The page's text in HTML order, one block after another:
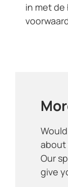
in met
about
Our
give